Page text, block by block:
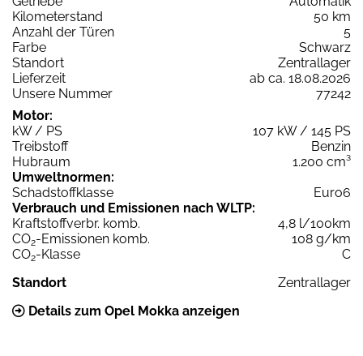
Kilometerstand
50 km
Anzahl der Türen
5
Farbe
Schwarz
Standort
Zentrallager
Lieferzeit
ab ca. 18.08.2026
Unsere Nummer
77242
Motor:
kW / PS
107 kW / 145 PS
Treibstoff
Benzin
Hubraum
1.200 cm³
Umweltnormen:
Schadstoffklasse
Euro6
Verbrauch und Emissionen nach WLTP:
Kraftstoffverbr. komb.
4,8 l/100km
CO2-Emissionen komb.
108 g/km
CO2-Klasse
C
Standort
Zentrallager
Details zum Opel Mokka anzeigen